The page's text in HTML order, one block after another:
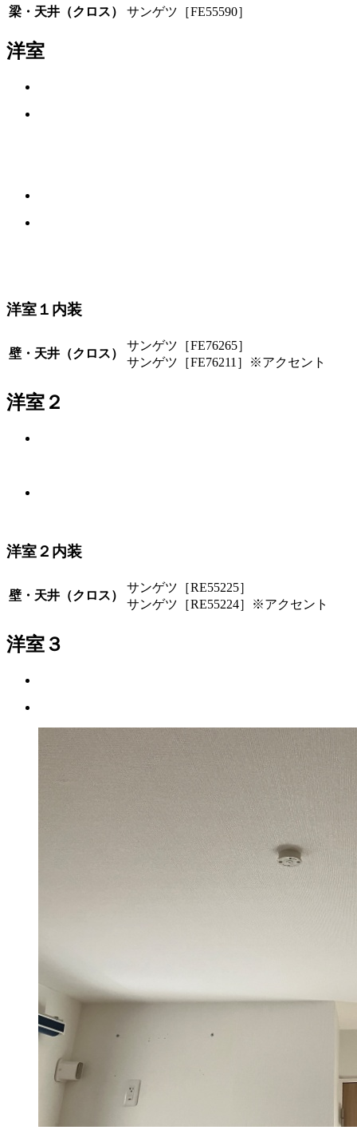
梁・天井（クロス）
サンゲツ［FE55590］
洋室
洋室１内装
壁・天井（クロス）
サンゲツ［FE76265］
サンゲツ［FE76211］※アクセント
洋室２
洋室２内装
壁・天井（クロス）
サンゲツ［RE55225］
サンゲツ［RE55224］※アクセント
洋室３